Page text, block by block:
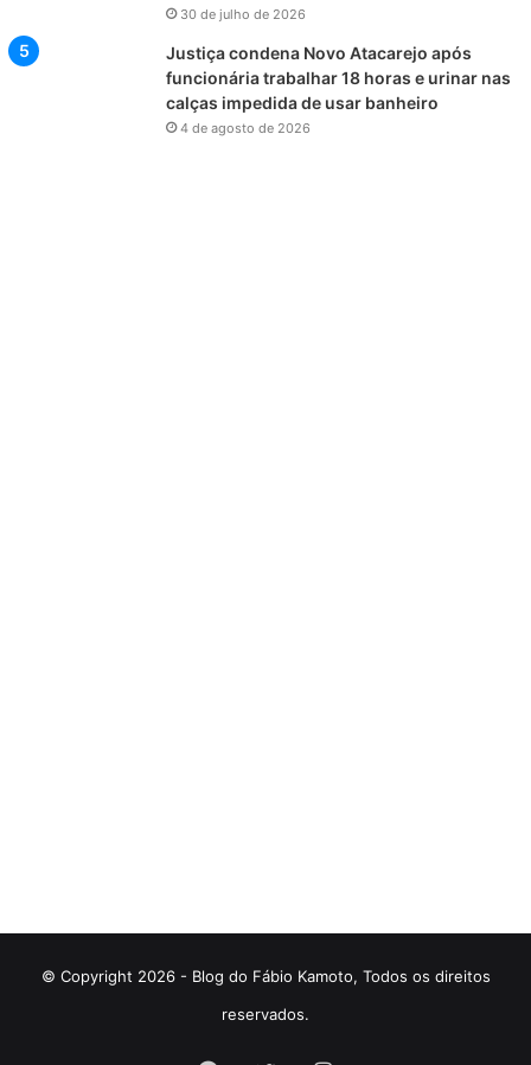
30 de julho de 2026
Justiça condena Novo Atacarejo após
funcionária trabalhar 18 horas e urinar nas
calças impedida de usar banheiro
4 de agosto de 2026
© Copyright 2026 - Blog do Fábio Kamoto, Todos os direitos
reservados.